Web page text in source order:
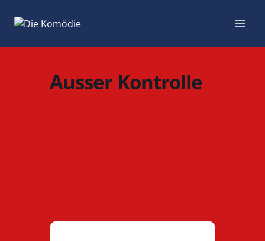
Inhalt
Ausser Kontrolle